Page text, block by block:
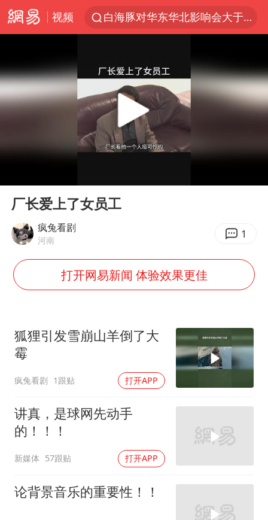
视频
白海豚对华东华北影响会大于巴威
浙江省甬江发生2026年第1号洪水
全球最大级别运输船通过长江大桥
白海豚北上或致京津冀暴雨
上海全力守护市民“菜篮子”
猫咪过火把节被抹成黑猫
构建更高水平的全民健身公共服务体系
暴雨预报为何有时感觉不准
Play
厂长爱上了女员工
疯兔看剧
河南 1
打开网易新闻 体验效果更佳
狐狸引发雪崩山羊倒了大
霉
疯兔看剧 1跟贴 打开APP
讲真，是球网先动手
的！！！
新媒体 57跟贴 打开APP
论背景音乐的重要性！！